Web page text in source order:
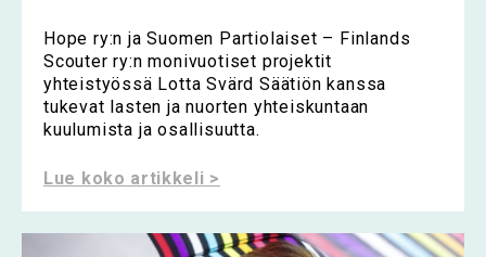
Hope ry:n ja Suomen Partiolaiset – Finlands
Scouter ry:n monivuotiset projektit
yhteistyössä Lotta Svärd Säätiön kanssa
tukevat lasten ja nuorten yhteiskuntaan
kuulumista ja osallisuutta.
Lue koko artikkeli >